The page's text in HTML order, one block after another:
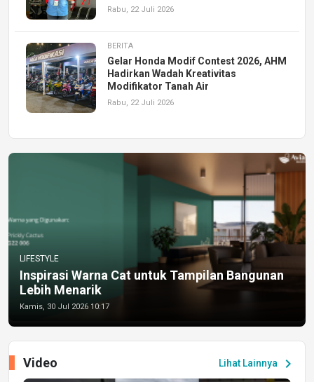
Rabu, 22 Juli 2026
BERITA
Gelar Honda Modif Contest 2026, AHM
Hadirkan Wadah Kreativitas
Modifikator Tanah Air
Rabu, 22 Juli 2026
LIFESTYLE
Inspirasi Warna Cat untuk Tampilan Bangunan
Lebih Menarik
Kamis, 30 Jul 2026 10:17
Lihat Lainnya chevron_right
Video